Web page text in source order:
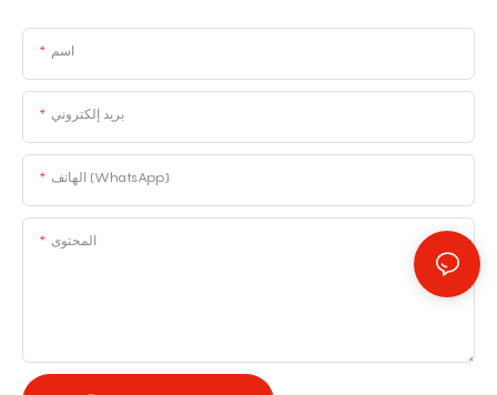
اسم
بريد إلكتروني
الهاتف (WhatsApp)
المحتوى